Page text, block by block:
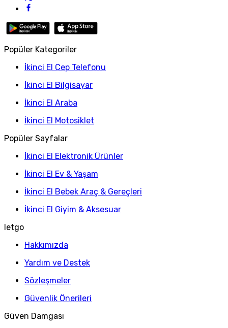
Popüler Kategoriler
İkinci El Cep Telefonu
İkinci El Bilgisayar
İkinci El Araba
İkinci El Motosiklet
Popüler Sayfalar
İkinci El Elektronik Ürünler
İkinci El Ev & Yaşam
İkinci El Bebek Araç & Gereçleri
İkinci El Giyim & Aksesuar
letgo
Hakkımızda
Yardım ve Destek
Sözleşmeler
Güvenlik Önerileri
Güven Damgası